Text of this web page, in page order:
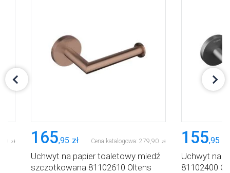
90 zł 165,95 zł Cena katalogowa: 279 90 zł
Uchwyt na papier toaletowy miedź
szczotkowana 81102610 Oltens
155,95
Uchwyt na
81102400